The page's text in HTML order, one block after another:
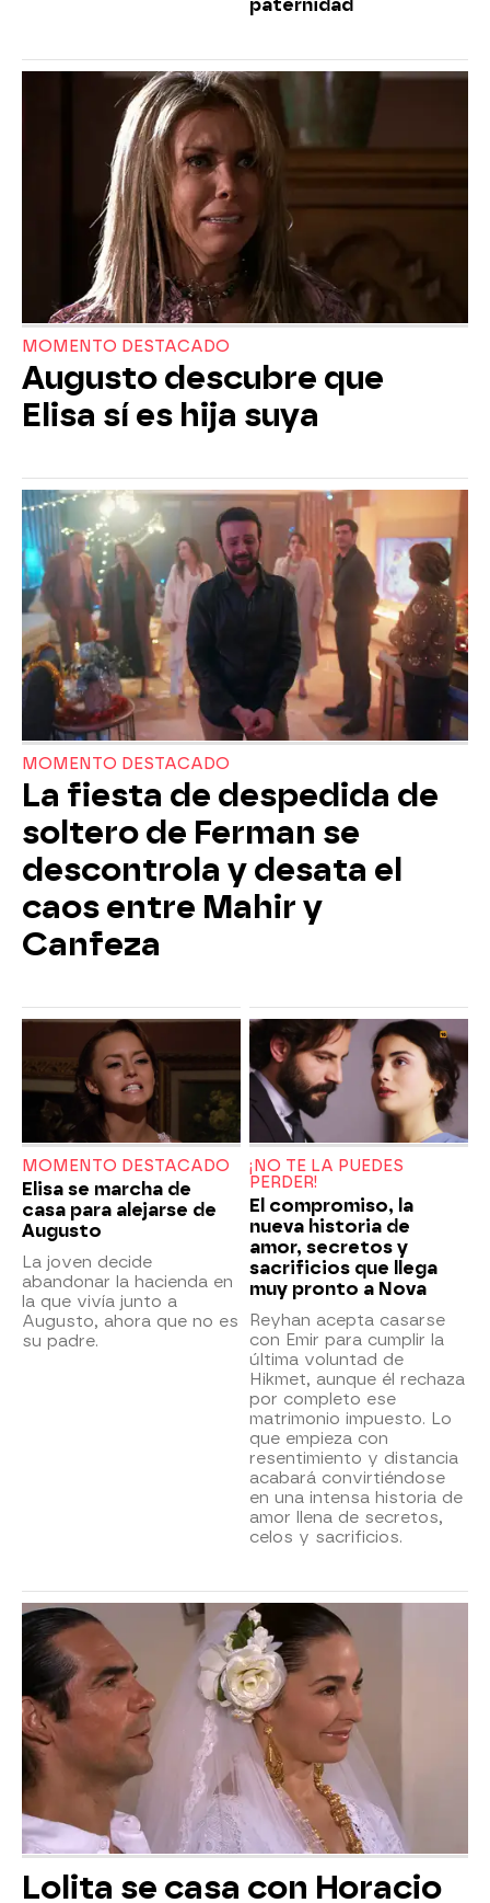
paternidad
MOMENTO DESTACADO
Augusto descubre que
Elisa sí es hija suya
MOMENTO DESTACADO
La fiesta de despedida de
soltero de Ferman se
descontrola y desata el
caos entre Mahir y
Canfeza
MOMENTO DESTACADO
Elisa se marcha de
casa para alejarse de
Augusto
La joven decide
abandonar la hacienda en
la que vivía junto a
Augusto, ahora que no es
su padre.
¡NO TE LA PUEDES
PERDER!
El compromiso, la
nueva historia de
amor, secretos y
sacrificios que llega
muy pronto a Nova
Reyhan acepta casarse
con Emir para cumplir la
última voluntad de
Hikmet, aunque él rechaza
por completo ese
matrimonio impuesto. Lo
que empieza con
resentimiento y distancia
acabará convirtiéndose
en una intensa historia de
amor llena de secretos,
celos y sacrificios.
Lolita se casa con Horacio